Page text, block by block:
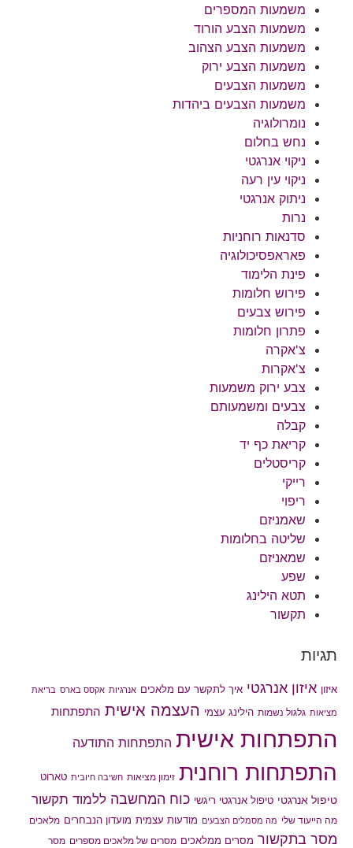
משמעות המספרים
משמעות הצבע הורוד
משמעות הצבע הצהוב
משמעות הצבע ירוק
משמעות הצבעים
משמעות הצבעים ביהדות
נומרולוגיה
נחש בחלום
ניקוי אנרגטי
ניקוי עין רעה
ניתוק אנרגטי
נרות
סדנאות רוחניות
פאראפסיכולוגיה
פינת הלימוד
פירוש חלומות
פירוש צבעים
פתרון חלומות
צ'אקרה
צ'אקרות
צבע ירוק משמעות
צבעים ומשמעותם
קבלה
קריאת כף יד
קריסטלים
רייקי
ריפוי
שאמניזם
שליטה בחלומות
שמאניזם
שפע
תטא הילינג
תקשור
תגיות
איזון איזון אנרגטי איך לתקשר עם מלאכים אנרגיות אקסס בארס בריאת
מציאות גלגול נשמות הילינג עצמי העצמה אישית התפתחות
התפתחות אישית התפתחות התודעה
התפתחות רוחנית זימון מציאות חשיבה חיובית טארוט
טיפול אנרגטי טיפול אנרגטי ריגשי כוח המחשבה ללמוד תקשור
מה הייעוד שלי מה מסמלים הצבעים מודעות עצמית מועדון הנבחרים מלאכים
מסר בתקשור מסרים ממלאכים מסרים של מלאכים מספרים מסר